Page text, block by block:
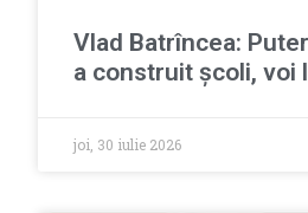
Vlad Batrîncea:
a construit școli, voi
joi, 30 iulie 2026